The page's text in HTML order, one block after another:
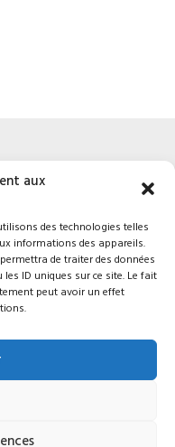
aux
des technologies telles
informations des appareils.
de traiter des données
ID uniques sur ce site. Le fait
peut avoir un effet
(Québec) G6A